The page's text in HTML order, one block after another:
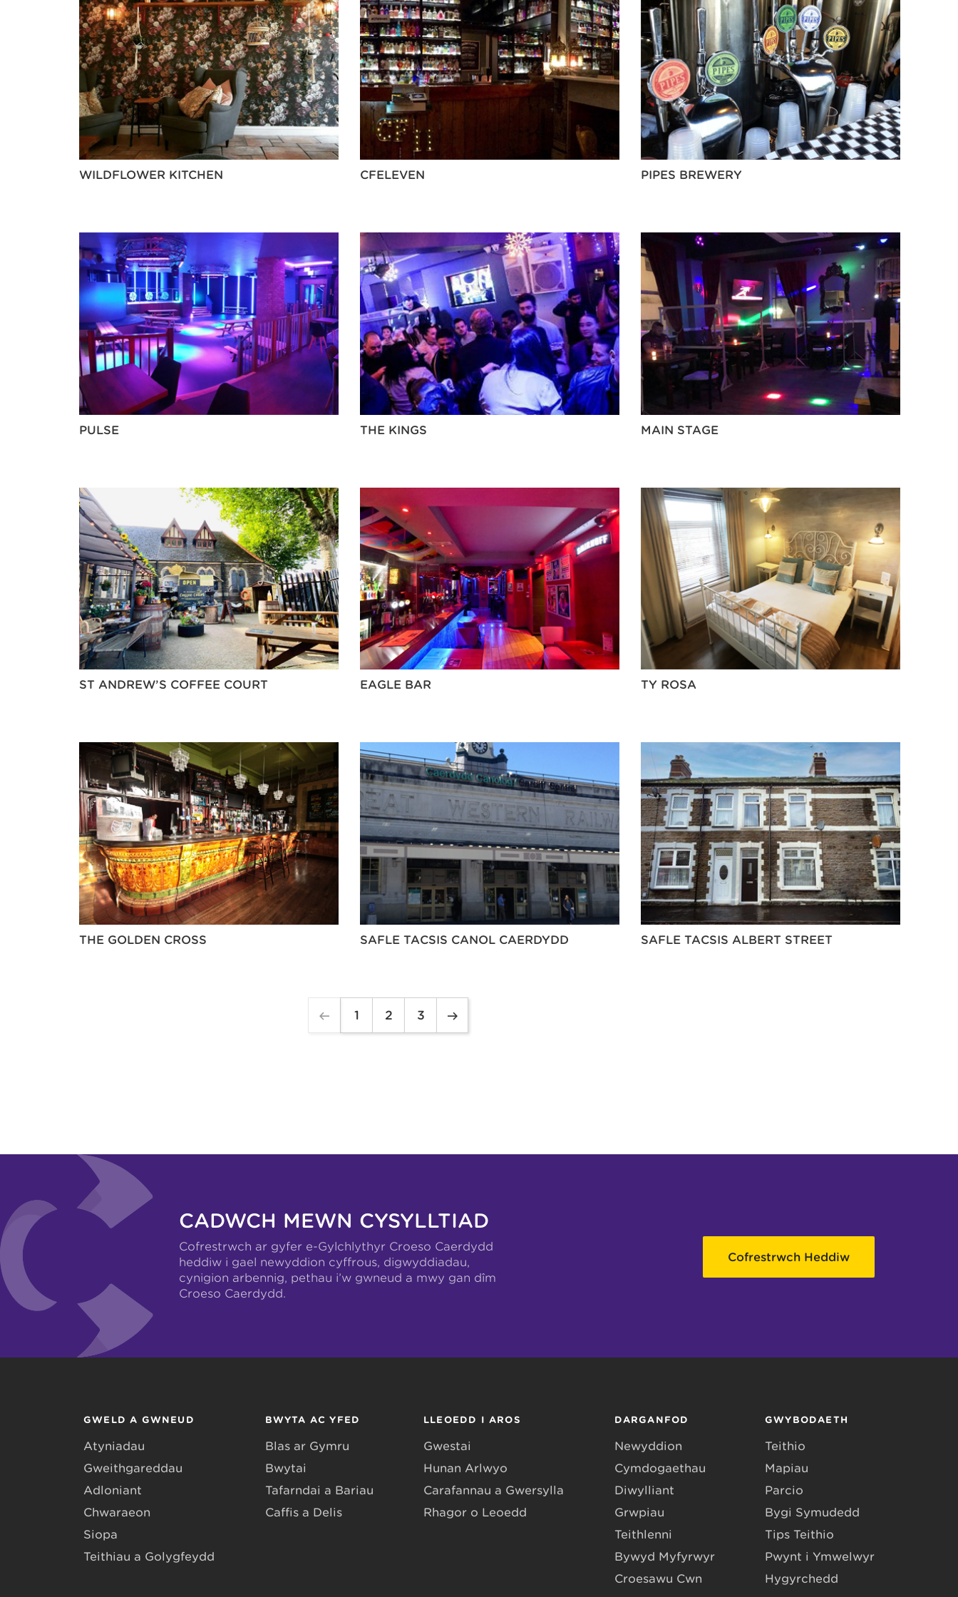
WILDFLOWER KITCHEN CFELEVEN PIPES BREWERY
PULSE THE KINGS MAIN STAGE
ST ANDREW’S COFFEE COURT EAGLE BAR TY ROSA
THE GOLDEN CROSS SAFLE TACSIS CANOL CAERDYDD SAFLE TACSIS ALBERT STREET
1 2 3
CADWCH MEWN CYSYLLTIAD
Cofrestrwch ar gyfer e-Gylchlythyr Croeso Caerdydd
heddiw i gael newyddion cyffrous, digwyddiadau,
cynigion arbennig, pethau i’w gwneud a mwy gan dîm
Croeso Caerdydd.
Cofrestrwch Heddiw
GWELD A GWNEUD
Atyniadau
Gweithgareddau
Adloniant
Chwaraeon
Siopa
Teithiau a Golygfeydd
BWYTA AC YFED
Blas ar Gymru
Bwytai
Tafarndai a Bariau
Caffis a Delis
LLEOEDD I AROS
Gwestai
Hunan Arlwyo
Carafannau a Gwersylla
Rhagor o Leoedd
DARGANFOD
Newyddion
Cymdogaethau
Diwylliant
Grwpiau
Teithlenni
Bywyd Myfyrwyr
Croesawu Cŵn
GWYBODAETH
Teithio
Mapiau
Parcio
Bygi Symudedd
Tips Teithio
Pwynt i Ymwelwyr
Hygyrchedd